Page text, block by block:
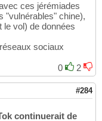
ces jérémiades
"vulnérables" chine),
le vol) de données
sociaux
0
2
#284
continuerait de